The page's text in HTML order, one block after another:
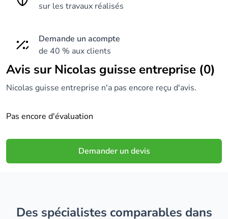
sur les travaux réalisés
Demande un acompte
de 40 % aux clients
Avis sur Nicolas guisse entreprise (0)
Nicolas guisse entreprise n'a pas encore reçu d'avis.
Pas encore d'évaluation
Demander un devis
Des spécialistes comparables dans